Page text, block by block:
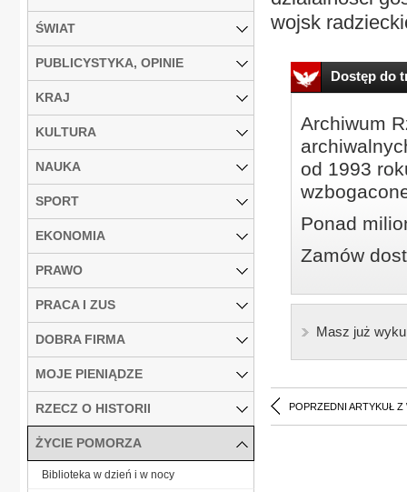
wojsk
Dostęp do
Archiwum
od 1993
Ponad
Zamów
Masz już
POPRZEDNI ARTYKUŁ Z
ŚWIAT
PUBLICYSTYKA, OPINIE
KRAJ
KULTURA
NAUKA
SPORT
EKONOMIA
PRAWO
PRACA I ZUS
DOBRA FIRMA
MOJE PIENIĄDZE
RZECZ O HISTORII
ŻYCIE POMORZA
Biblioteka w dzień i w nocy